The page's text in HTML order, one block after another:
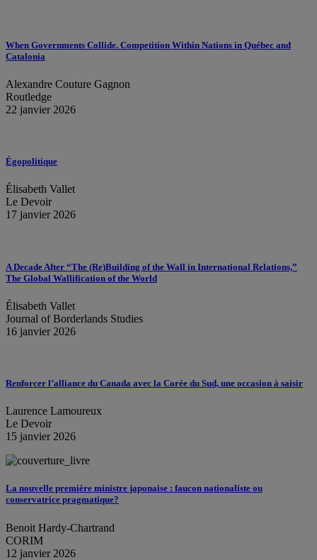
When Governments Collide. Competition Within Nations in Québec and
Catalonia
Alexandre Couture Gagnon
Routledge
22 janvier 2026
Égopolitique
Élisabeth Vallet
Le Devoir
17 janvier 2026
A Decade After “The (Re)Building of the Wall in International Relations,”
The Global Wallification of the World
Élisabeth Vallet
Journal of Borderlands Studies
16 janvier 2026
Renforcer l’alliance du Canada avec la Corée du Sud, une occasion à saisir
Laurence Lamoureux
Le Devoir
15 janvier 2026
La nouvelle première ministre japonaise : faucon nationaliste ou
conservatrice pragmatique?
Benoit Hardy-Chartrand
CORIM
12 janvier 2026